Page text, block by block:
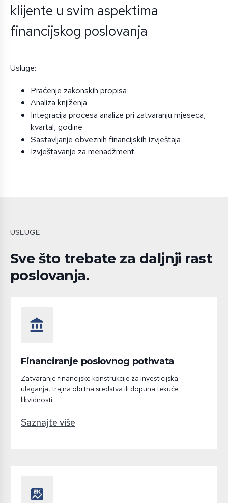
klijente u svim aspektima
financijskog poslovanja
Usluge:
Praćenje zakonskih propisa
Analiza knjiženja
Integracija procesa analize pri zatvaranju mjeseca,
kvartal, godine
Sastavljanje obveznih financijskih izvještaja
Izvještavanje za menadžment
USLUGE
Sve što trebate za daljnji rast
poslovanja.
account_balance
Financiranje poslovnog pothvata
Zatvaranje financijske konstrukcije za investicijska
ulaganja, trajna obrtna sredstva ili dopuna tekuće
likvidnosti.
Saznajte više
score